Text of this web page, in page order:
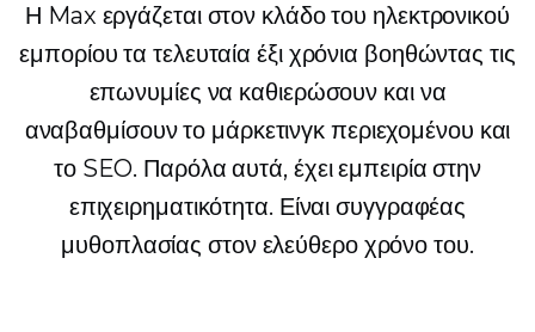
Η Max εργάζεται στον κλάδο του ηλεκτρονικού
εμπορίου τα τελευταία έξι χρόνια βοηθώντας τις
επωνυμίες να καθιερώσουν και να
αναβαθμίσουν το μάρκετινγκ περιεχομένου και
το SEO. Παρόλα αυτά, έχει εμπειρία στην
επιχειρηματικότητα. Είναι συγγραφέας
μυθοπλασίας στον ελεύθερο χρόνο του.